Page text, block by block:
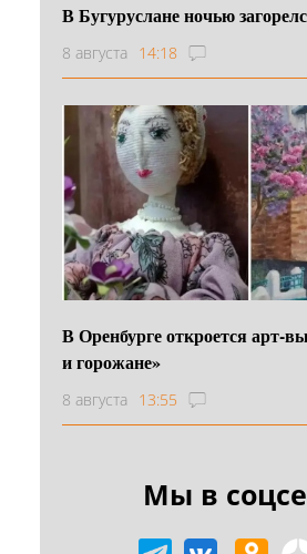
В Бугуруслане ночью
8 августа 14:18
В Оренбурге откроется арт-
и горожане»
8 августа 13:55
Мы в